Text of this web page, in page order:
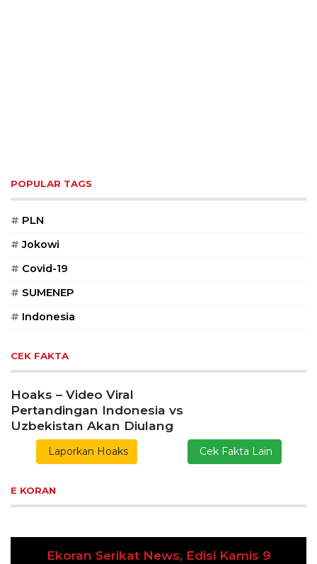
POPULAR TAGS
# PLN
# Jokowi
# Covid-19
# SUMENEP
# Indonesia
CEK FAKTA
Hoaks – Video Viral
Pertandingan Indonesia vs
Uzbekistan Akan Diulang
Laporkan Hoaks Cek Fakta Lain
E KORAN
Ekoran Serikat News, Edisi Kamis 9